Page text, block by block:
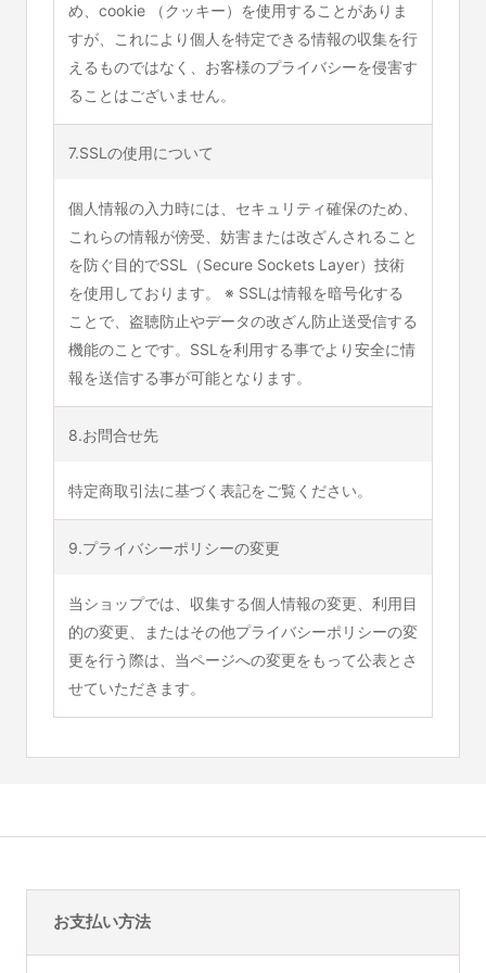
め、cookie （クッキー）を使用することがありま
すが、これにより個人を特定できる情報の収集を行
えるものではなく、お客様のプライバシーを侵害す
ることはございません。
7.SSLの使用について
個人情報の入力時には、セキュリティ確保のため、
これらの情報が傍受、妨害または改ざんされること
を防ぐ目的でSSL（Secure Sockets Layer）技術
を使用しております。 ※ SSLは情報を暗号化する
ことで、盗聴防止やデータの改ざん防止送受信する
機能のことです。SSLを利用する事でより安全に情
報を送信する事が可能となります。
8.お問合せ先
特定商取引法に基づく表記をご覧ください。
9.プライバシーポリシーの変更
当ショップでは、収集する個人情報の変更、利用目
的の変更、またはその他プライバシーポリシーの変
更を行う際は、当ページへの変更をもって公表とさ
せていただきます。
お支払い方法